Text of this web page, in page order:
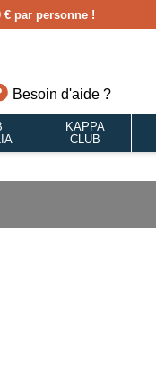
€ par personne !
Besoin d'aide ?
KAPPA
CLUB